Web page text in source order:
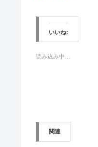
て
T
w
t
e
ィ
ン
ド
ウ
o
o
k
共
す
く
い
いいね:
読み込み中…
関連